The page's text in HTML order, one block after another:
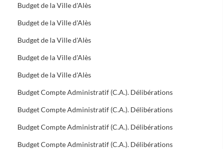
Budget de la Ville d'Alès
Budget de la Ville d'Alès
Budget de la Ville d'Alès
Budget de la Ville d'Alès
Budget de la Ville d'Alès
Budget Compte Administratif (C.A.). Délibérations
Budget Compte Administratif (C.A.). Délibérations
Budget Compte Administratif (C.A.). Délibérations
Budget Compte Administratif (C.A.). Délibérations